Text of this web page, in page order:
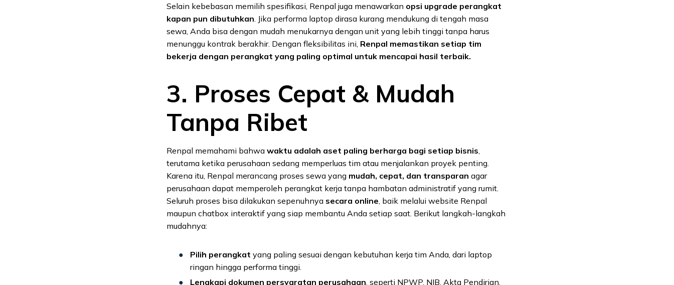
Selain kebebasan memilih spesifikasi, Renpal juga menawarkan opsi upgrade perangkat
kapan pun dibutuhkan . Jika performa laptop dirasa kurang mendukung di tengah masa
sewa, Anda bisa dengan mudah menukarnya dengan unit yang lebih tinggi tanpa harus
menunggu kontrak berakhir. Dengan fleksibilitas ini, Renpal memastikan setiap tim
bekerja dengan perangkat yang paling optimal untuk mencapai hasil terbaik.
3. Proses Cepat & Mudah
Tanpa Ribet
Renpal memahami bahwa waktu adalah aset paling berharga bagi setiap bisnis,
terutama ketika perusahaan sedang memperluas tim atau menjalankan proyek penting.
Karena itu, Renpal merancang proses sewa yang mudah, cepat, dan transparan agar
perusahaan dapat memperoleh perangkat kerja tanpa hambatan administratif yang rumit.
Seluruh proses bisa dilakukan sepenuhnya secara online, baik melalui website Renpal
maupun chatbox interaktif yang siap membantu Anda setiap saat. Berikut langkah-langkah
mudahnya:
Pilih perangkat yang paling sesuai dengan kebutuhan kerja tim Anda, dari laptop
ringan hingga performa tinggi.
Lengkapi dokumen persyaratan perusahaan, seperti NPWP, NIB, Akta Pendirian,